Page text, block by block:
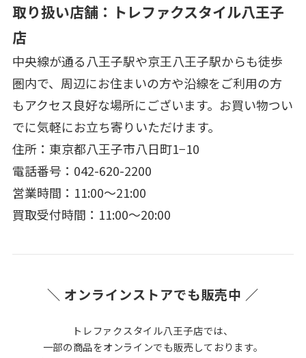
取り扱い店舗：トレファクスタイル八王子
店
中央線が通る八王子駅や京王八王子駅からも徒歩
圏内で、周辺にお住まいの方や沿線をご利用の方
もアクセス良好な場所にございます。お買い物つい
でに気軽にお立ち寄りいただけます。
住所：東京都八王子市八日町1−10
電話番号：042-620-2200
営業時間：11:00～21:00
買取受付時間：11:00～20:00
＼ オンラインストアでも販売中 ／
トレファクスタイル八王子店では、
一部の商品をオンラインでも販売しております。